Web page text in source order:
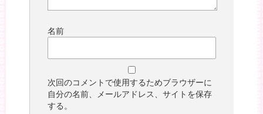
名前
次回のコメントで使用するためブラウザーに
自分の名前、メールアドレス、サイトを保存
する。